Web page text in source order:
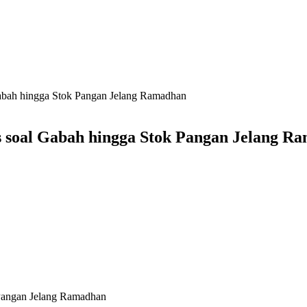
hingga Stok Pangan Jelang Ramadhan
Gabah hingga Stok Pangan Jelang
Jelang Ramadhan